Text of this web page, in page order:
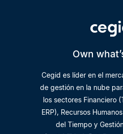
Own
Cegid es líder en el
de gestión en la nube
los sectores Financiero
ERP), Recursos
del Tiempo y